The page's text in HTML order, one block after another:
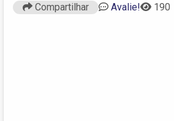
Compartilhar Avalie! 190